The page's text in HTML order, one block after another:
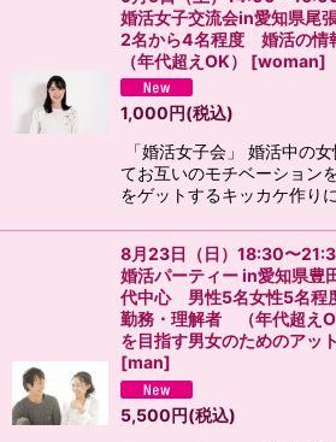
婚活女子交流会in愛知県尾
2名から4名程度 婚活の情
（年代超えOK）
[woman]
1,000円(税込)
「婚活女子会」 婚活中の
てお互いのモチベーション
をゲットするキッカケ作り
8月23日（日）18:30〜
婚活パーティー in愛知県豊
代中心 男性5名女性5名程
勤務・理解者 （年代超え
を目指す男女のためのアッ
[man]
5,500円(税込)